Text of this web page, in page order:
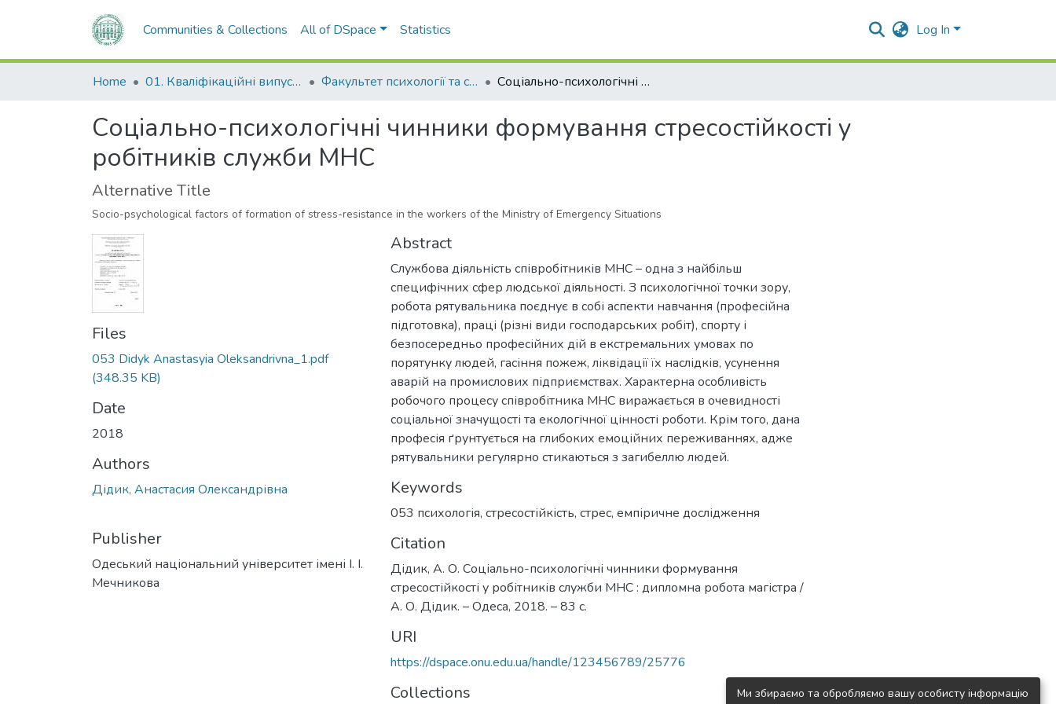
Communities & Collections All of DSpace Statistics Log In
Home 01. Кваліфікаційні випускні роботи здобувачів вищої освіти Факультет психології та соціальної роботи Соціально-психологічні чинники формування стресостійкості у робітників служби МНС
Соціально-психологічні чинники формування стресостійкості у
робітників служби МНС
Alternative Title
Socio-psychological factors of formation of stress-resistance in the workers of the Ministry of Emergency Situations
Files
053 Didyk Anastasyia Oleksandrivna_1.pdf
(348.35 KB)
Date
2018
Authors
Дідик, Анастасия Олександрівна
Publisher
Одеський національний університет імені І. І.
Мечникова
Abstract
Службова діяльність співробітників МНС – одна з найбільш
специфічних сфер людської діяльності. З психологічної точки зору,
робота рятувальника поєднує в собі аспекти навчання (професійна
підготовка), праці (різні види господарських робіт), спорту і
безпосередньо професійних дій в екстремальних умовах по
порятунку людей, гасіння пожеж, ліквідації їх наслідків, усунення
аварій на промислових підприємствах. Характерна особливість
робочого процесу співробітника МНС виражається в очевидності
соціальної значущості та екологічної цінності роботи. Крім того, дана
професія ґрунтується на глибоких емоційних переживаннях, адже
рятувальники регулярно стикаються з загибеллю людей.
Keywords
053 психологія, стресостійкість, стрес, емпіричне дослідження
Citation
Дідик, А. О. Соціально-психологічні чинники формування
стресостійкості у робітників служби МНС : дипломна робота магістра /
А. О. Дідик. – Одеса, 2018. – 83 с.
URI
https://dspace.onu.edu.ua/handle/123456789/25776
Collections
Ми збираємо та обробляємо вашу особисту інформацію